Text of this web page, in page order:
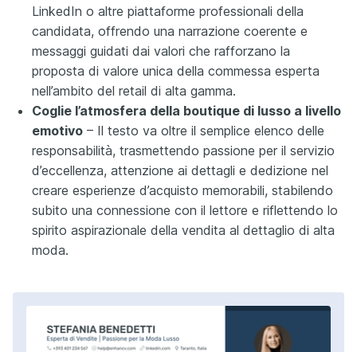
LinkedIn o altre piattaforme professionali della
candidata, offrendo una narrazione coerente e
messaggi guidati dai valori che rafforzano la
proposta di valore unica della commessa esperta
nell’ambito del retail di alta gamma.
Coglie l’atmosfera della boutique di lusso a livello
emotivo – Il testo va oltre il semplice elenco delle
responsabilità, trasmettendo passione per il servizio
d’eccellenza, attenzione ai dettagli e dedizione nel
creare esperienze d’acquisto memorabili, stabilendo
subito una connessione con il lettore e riflettendo lo
spirito aspirazionale della vendita al dettaglio di alta
moda.